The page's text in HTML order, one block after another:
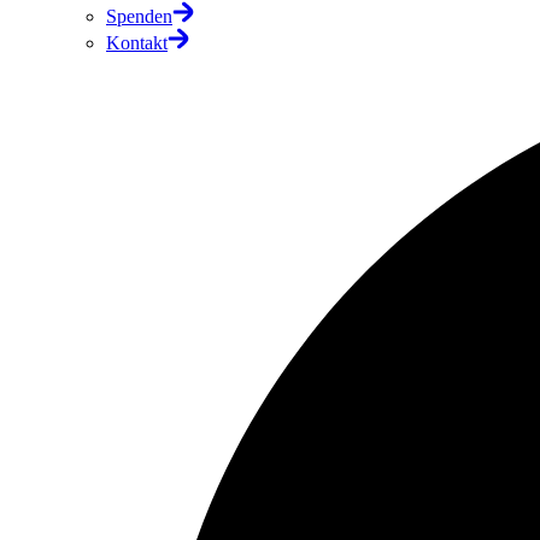
Spenden
Kontakt